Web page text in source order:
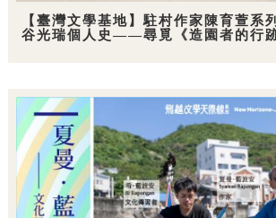
【臺灣文學基地】駐村作家陳育萱系
谷光瑞個人史——尋覓《造園者的行跡